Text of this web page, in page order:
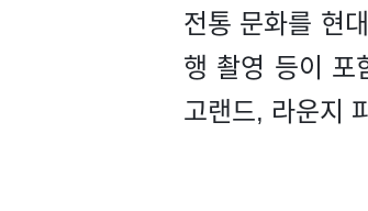
전통 문화를 현
행 촬영 등이 포
고랜드, 라운지